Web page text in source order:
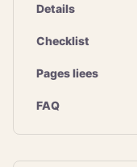
Details
Checklist
Pages liees
FAQ